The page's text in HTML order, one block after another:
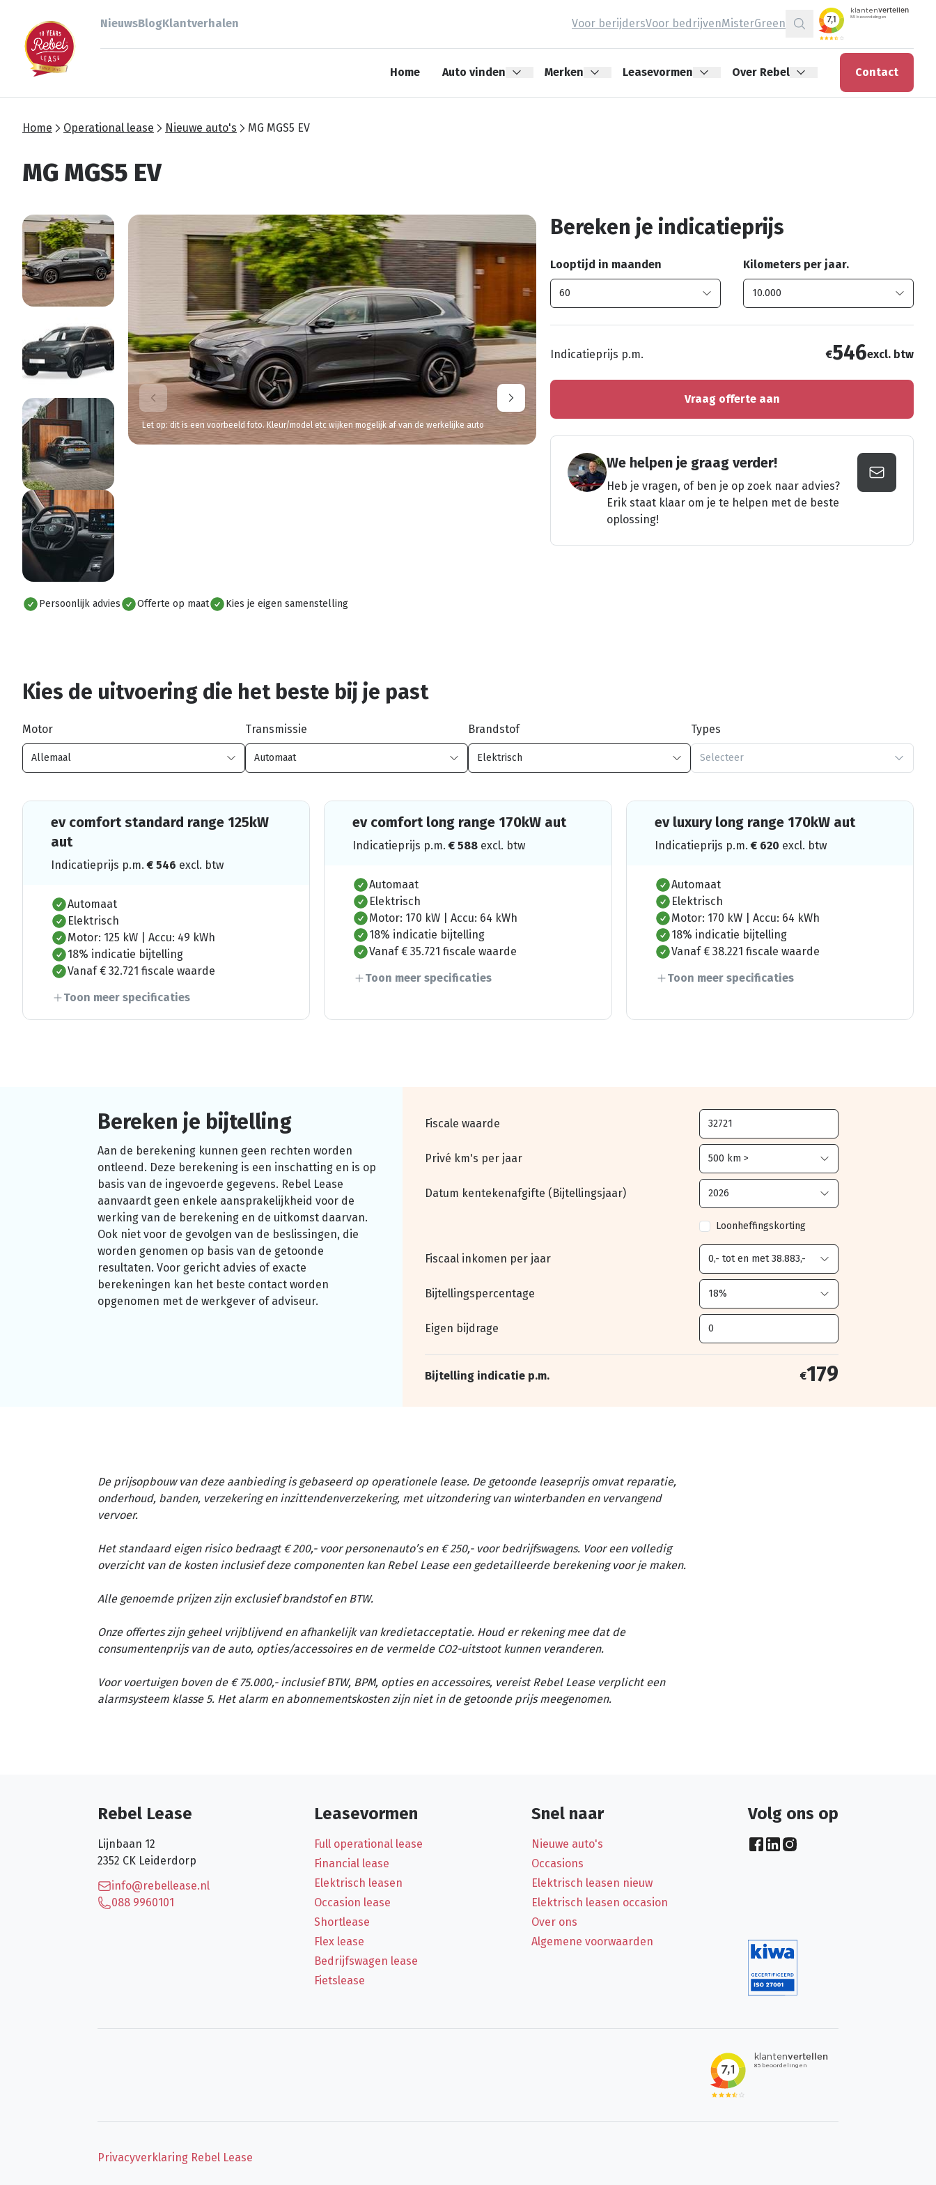
NieuwsBlogKlantverhalen Voor berijdersVoor bedrijvenMisterGreen
Zoeken
Home Auto vinden Merken Leasevormen Over Rebel Contact
Home Operational lease Nieuwe auto's MG MGS5 EV
MG MGS5 EV
Alles bekijken
Let op: dit is een voorbeeld foto. Kleur/model etc wijken mogelijk af van de werkelijke auto
Persoonlijk advies Offerte op maat Kies je eigen samenstelling
Bereken je indicatieprijs
Looptijd in maanden Kilometers per jaar.
Indicatieprijs p.m. €546excl. btw
Vraag offerte aan
We helpen je graag verder!
Heb je vragen, of ben je op zoek naar advies?
Erik staat klaar om je te helpen met de beste
oplossing!
Kies de uitvoering die het beste bij je past
Motor Transmissie Brandstof Types
Selecteer
ev comfort standard range 125kW
aut
Indicatieprijs p.m.€ 546 excl. btw
Automaat
Elektrisch
Motor: 125 kW | Accu: 49 kWh
18% indicatie bijtelling
Vanaf € 32.721 fiscale waarde
Toon meer specificaties
ev comfort long range 170kW aut
Indicatieprijs p.m.€ 588 excl. btw
Automaat
Elektrisch
Motor: 170 kW | Accu: 64 kWh
18% indicatie bijtelling
Vanaf € 35.721 fiscale waarde
Toon meer specificaties
ev luxury long range 170kW aut
Indicatieprijs p.m.€ 620 excl. btw
Automaat
Elektrisch
Motor: 170 kW | Accu: 64 kWh
18% indicatie bijtelling
Vanaf € 38.221 fiscale waarde
Toon meer specificaties
Bereken je bijtelling
Aan de berekening kunnen geen rechten worden
ontleend. Deze berekening is een inschatting en is op
basis van de ingevoerde gegevens. Rebel Lease
aanvaardt geen enkele aansprakelijkheid voor de
werking van de berekening en de uitkomst daarvan.
Ook niet voor de gevolgen van de beslissingen, die
worden genomen op basis van de getoonde
resultaten. Voor gericht advies of exacte
berekeningen kan het beste contact worden
opgenomen met de werkgever of adviseur.
Fiscale waarde
Privé km's per jaar
Datum kentekenafgifte (Bijtellingsjaar)
Loonheffingskorting
Fiscaal inkomen per jaar
Bijtellingspercentage
Eigen bijdrage
Bijtelling indicatie p.m. €179
De prijsopbouw van deze aanbieding is gebaseerd op operationele lease. De getoonde leaseprijs omvat reparatie,
onderhoud, banden, verzekering en inzittendenverzekering, met uitzondering van winterbanden en vervangend
vervoer.
Het standaard eigen risico bedraagt € 200,- voor personenauto’s en € 250,- voor bedrijfswagens. Voor een volledig
overzicht van de kosten inclusief deze componenten kan Rebel Lease een gedetailleerde berekening voor je maken.
Alle genoemde prijzen zijn exclusief brandstof en BTW.
Onze offertes zijn geheel vrijblijvend en afhankelijk van kredietacceptatie. Houd er rekening mee dat de
consumentenprijs van de auto, opties/accessoires en de vermelde CO2-uitstoot kunnen veranderen.
Voor voertuigen boven de € 75.000,- inclusief BTW, BPM, opties en accessoires, vereist Rebel Lease verplicht een
alarmsysteem klasse 5. Het alarm en abonnementskosten zijn niet in de getoonde prijs meegenomen.
Rebel Lease
Lijnbaan 12
2352 CK Leiderdorp
info@rebellease.nl
088 9960101
Leasevormen
Full operational lease
Financial lease
Elektrisch leasen
Occasion lease
Shortlease
Flex lease
Bedrijfswagen lease
Fietslease
Snel naar
Nieuwe auto's
Occasions
Elektrisch leasen nieuw
Elektrisch leasen occasion
Over ons
Algemene voorwaarden
Volg ons op
Privacyverklaring Rebel Lease